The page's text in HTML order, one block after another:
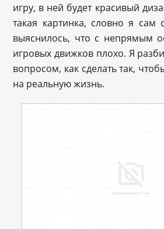
игру, в ней будет красивый
такая картинка, словно я
выяснилось, что с непрямым
игровых движков плохо. Я
вопросом, как сделать так,
на реальную жизнь.